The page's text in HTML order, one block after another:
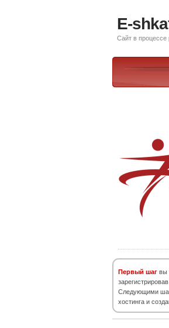
E-
Сайт в процессе
Первый шаг вы
Следующими
хостинга и